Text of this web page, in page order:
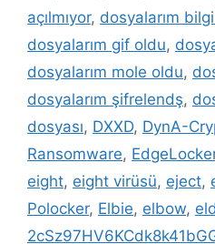
açılmıyor, dosyalarım
dosyalarım gif oldu,
dosyalarım mole oldu,
dosyalarım şifrelendş,
dosyası, DXXD, DynA-
Ransomware,
eight, eight virüsü, eject,
Polocker, Elbie, elbow,